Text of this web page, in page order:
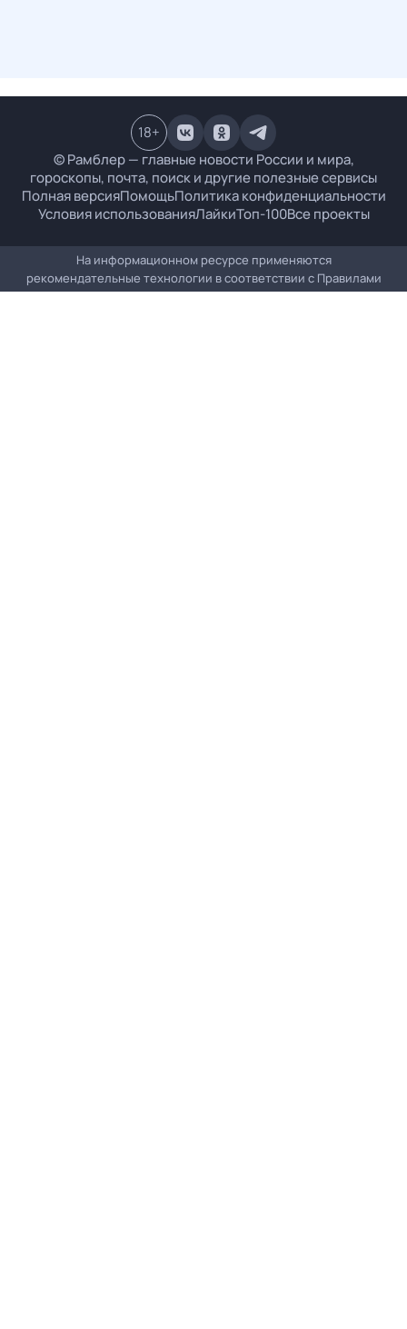
© Рамблер — главные новости России и мира,
гороскопы, почта, поиск и другие полезные сервисы
Полная версияПомощьПолитика конфиденциальности
Условия использованияЛайкиТоп-100Все проекты
18+
На информационном ресурсе применяются
рекомендательные технологии в соответствии с Правилами